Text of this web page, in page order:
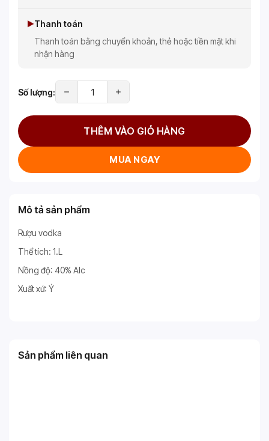
Thanh toán
Thanh toán bằng chuyển khoản, thẻ hoặc tiền mặt khi
nhận hàng
Số lượng:
THÊM VÀO GIỎ HÀNG
MUA NGAY
Mô tả sản phẩm
Rượu vodka
Thể tích: 1.L
Nồng độ: 40% Alc
Xuất xứ: Ý
Sản phẩm liên quan